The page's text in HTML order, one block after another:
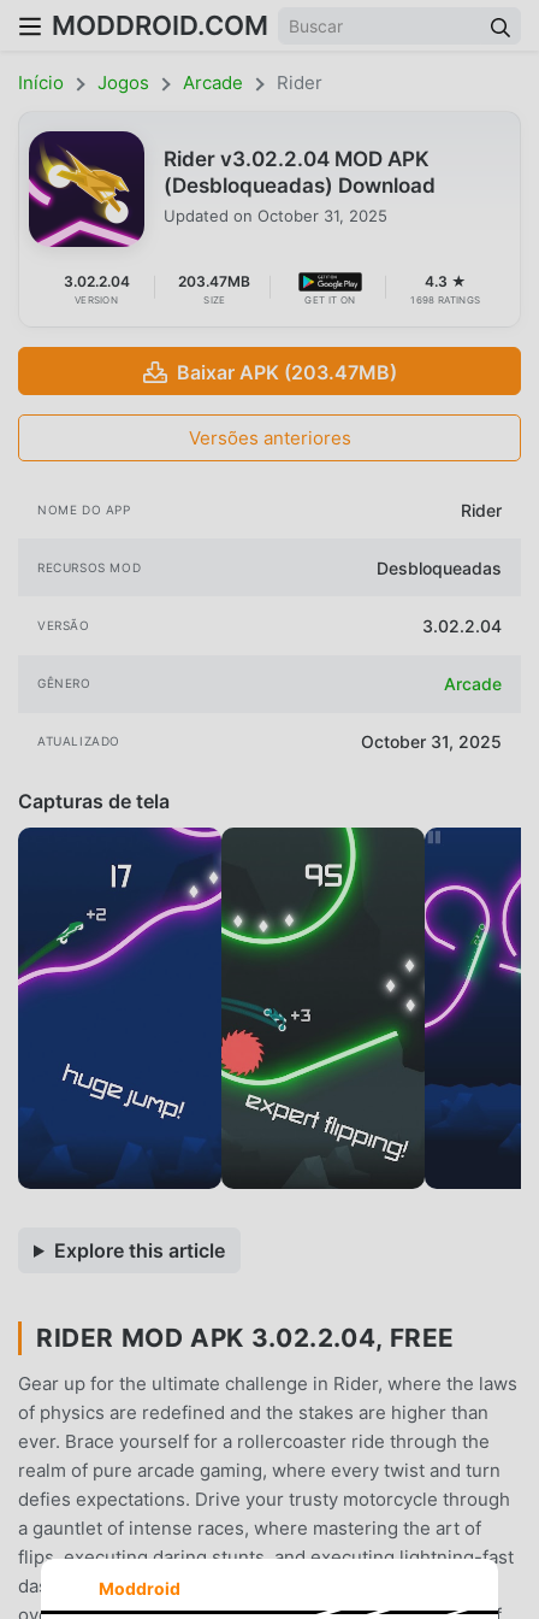
MODDROID.COM
Início Jogos Arcade Rider
Rider v3.02.2.04 MOD APK
(Desbloqueadas) Download
Updated on October 31, 2025
3.02.2.04
VERSION
203.47MB
SIZE GET IT ON
4.3 ★
1698 RATINGS
Baixar APK (203.47MB)
Versões anteriores
NOME DO APP Rider
RECURSOS MOD Desbloqueadas
VERSÃO 3.02.2.04
GÊNERO Arcade
ATUALIZADO October 31, 2025
Capturas de tela
Explore this article
RIDER MOD APK 3.02.2.04, FREE
Gear up for the ultimate challenge in Rider, where the laws
of physics are redefined and the stakes are higher than
ever. Brace yourself for a rollercoaster ride through the
realm of pure arcade gaming, where every twist and turn
defies expectations. Drive your trusty motorcycle through
a gauntlet of intense races, where mastering the art of
flips, executing daring stunts, and executing lightning-fast
dashes is paramount. But beware, as you'll need to jump
Moddroid